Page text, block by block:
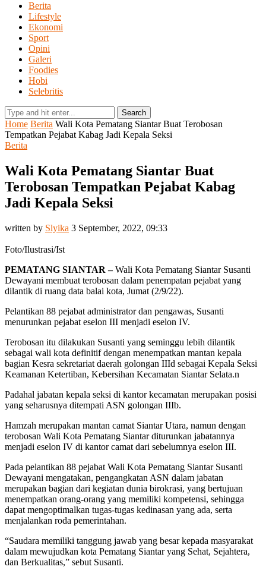
Berita
Lifestyle
Ekonomi
Sport
Opini
Galeri
Foodies
Hobi
Selebritis
Search
Home Berita Wali Kota Pematang Siantar Buat Terobosan
Tempatkan Pejabat Kabag Jadi Kepala Seksi
Berita
Wali Kota Pematang Siantar Buat
Terobosan Tempatkan Pejabat Kabag
Jadi Kepala Seksi
written by Slyika 3 September, 2022, 09:33
Foto/Ilustrasi/Ist
PEMATANG SIANTAR –Wali Kota Pematang Siantar Susanti
Dewayani membuat terobosan dalam penempatan pejabat yang
dilantik di ruang data balai kota, Jumat (2/9/22).
Pelantikan 88 pejabat administrator dan pengawas, Susanti
menurunkan pejabat eselon III menjadi eselon IV.
Terobosan itu dilakukan Susanti yang seminggu lebih dilantik
sebagai wali kota definitif dengan menempatkan mantan kepala
bagian Kesra sekretariat daerah golongan IIId sebagai Kepala Seksi
Keamanan Ketertiban, Kebersihan Kecamatan Siantar Selata.n
Padahal jabatan kepala seksi di kantor kecamatan merupakan posisi
yang seharusnya ditempati ASN golongan IIIb.
Hamzah merupakan mantan camat Siantar Utara, namun dengan
terobosan Wali Kota Pematang Siantar diturunkan jabatannya
menjadi eselon IV di kantor camat dari sebelumnya eselon III.
Pada pelantikan 88 pejabat Wali Kota Pematang Siantar Susanti
Dewayani mengatakan, pengangkatan ASN dalam jabatan
merupakan bagian dari kegiatan dunia birokrasi, yang bertujuan
menempatkan orang-orang yang memiliki kompetensi, sehingga
dapat mengoptimalkan tugas-tugas kedinasan yang ada, serta
menjalankan roda pemerintahan.
“Saudara memiliki tanggung jawab yang besar kepada masyarakat
dalam mewujudkan kota Pematang Siantar yang Sehat, Sejahtera,
dan Berkualitas,” sebut Susanti.